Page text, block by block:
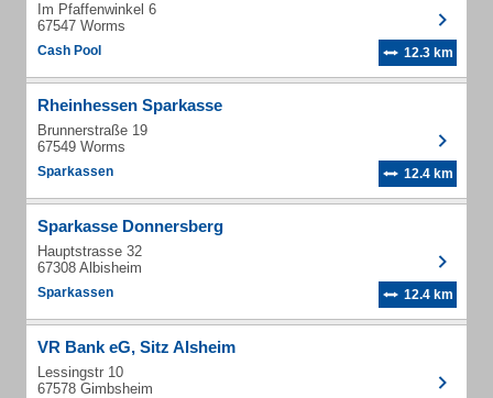
Im Pfaffenwinkel 6
67547 Worms
Cash Pool 12.3 km
Rheinhessen Sparkasse
Brunnerstraße 19
67549 Worms
Sparkassen 12.4 km
Sparkasse Donnersberg
Hauptstrasse 32
67308 Albisheim
Sparkassen 12.4 km
VR Bank eG, Sitz Alsheim
Lessingstr 10
67578 Gimbsheim